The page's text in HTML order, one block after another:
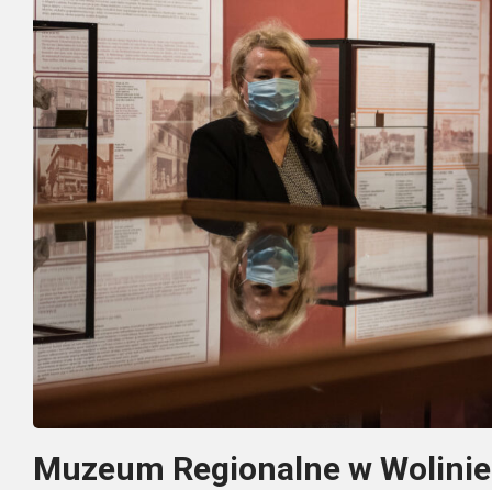
Muzeum Regionalne w